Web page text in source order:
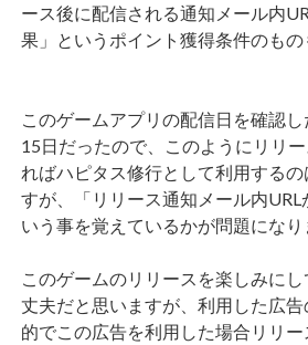
ース後に配信される通知メール内
果」というポイント獲得条件のもの
このゲームアプリの配信日を確認
15日だったので、このようにリリ
ればハピタス修行として利用する
すが、「リリース通知メール内URL
いう事を覚えているかが問題になり
このゲームのリリースを楽しみに
丈夫だと思いますが、利用した広
的でこの広告を利用した場合リリ